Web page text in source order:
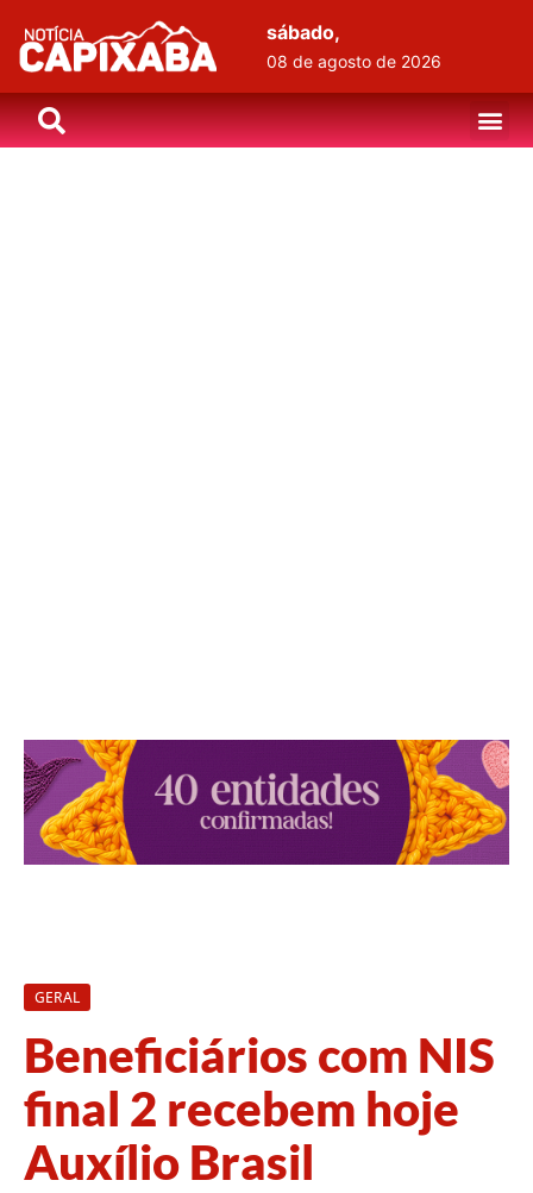
sábado,
08 de agosto de 2026
GERAL
Beneficiários com NIS
final 2 recebem hoje
Auxílio Brasil